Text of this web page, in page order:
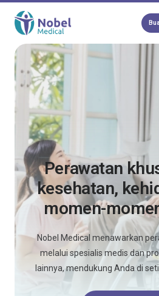
Perawatan
kesehatan,
momen-
Nobel Medical menawarkan
melalui spesialis medis dan
lainnya, mendukung Anda di